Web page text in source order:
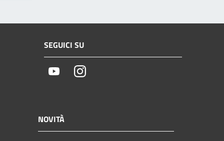
SEGUICI SU
YoutubeInstagram
NOVITÀ